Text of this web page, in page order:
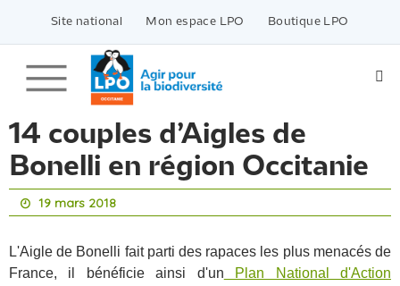
contenu
Site national Mon espace LPO Boutique LPO
14 couples d’Aigles de
Bonelli en région Occitanie
19 mars 2018
L'Aigle de Bonelli fait parti des rapaces les plus menacés de
France, il bénéficie ainsi d'un Plan National d'Action